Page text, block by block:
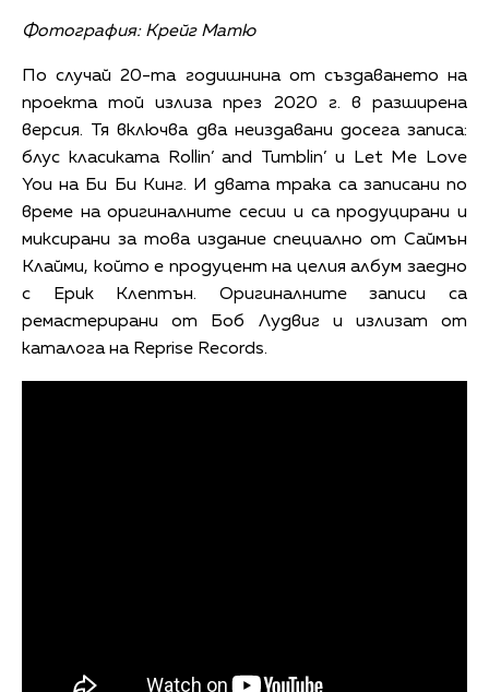
Фотография: Крейг Матю
По случай 20-та годишнина от създаването на
проекта той излиза през 2020 г. в разширена
версия. Тя включва два неиздавани досега записа:
блус класиката Rollin’ and Tumblin’ и Let Me Love
You на Би Би Кинг. И двата трака са записани по
време на оригиналните сесии и са продуцирани и
миксирани за това издание специално от Саймън
Клайми, който е продуцент на целия албум заедно
с Ерик Клептън. Оригиналните записи са
ремастерирани от Боб Лудвиг и излизат от
каталога на Reprise Records.